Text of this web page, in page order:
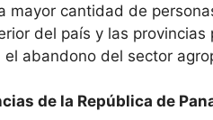
mayor cantidad de
del país y las
abandono del sector
de la República de